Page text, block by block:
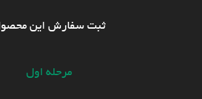
ثبت سفارش این
مرحله اول